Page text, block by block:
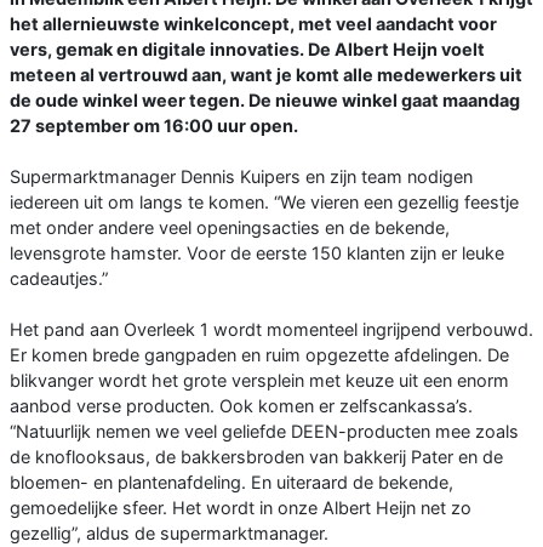
het allernieuwste winkelconcept, met veel aandacht voor
vers, gemak en digitale innovaties. De Albert Heijn voelt
meteen al vertrouwd aan, want je komt alle medewerkers uit
de oude winkel weer tegen. De nieuwe winkel gaat maandag
27 september om 16:00 uur open.
Supermarktmanager Dennis Kuipers en zijn team nodigen
iedereen uit om langs te komen. “We vieren een gezellig feestje
met onder andere veel openingsacties en de bekende,
levensgrote hamster. Voor de eerste 150 klanten zijn er leuke
cadeautjes.”
Het pand aan Overleek 1 wordt momenteel ingrijpend verbouwd.
Er komen brede gangpaden en ruim opgezette afdelingen. De
blikvanger wordt het grote versplein met keuze uit een enorm
aanbod verse producten. Ook komen er zelfscankassa’s.
“Natuurlijk nemen we veel geliefde DEEN-producten mee zoals
de knoflooksaus, de bakkersbroden van bakkerij Pater en de
bloemen- en plantenafdeling. En uiteraard de bekende,
gemoedelijke sfeer. Het wordt in onze Albert Heijn net zo
gezellig”, aldus de supermarktmanager.